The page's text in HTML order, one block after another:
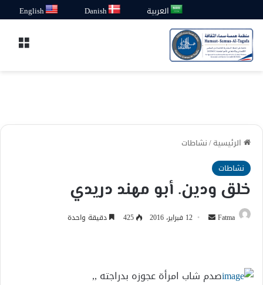
العربية Danish
English
الرئيسية/نشاطات
نشاطات
خلق ودين. أبو مهند دريدي
Fatma
أرسل 12 فبراير، 2016 425 دقيقة واحدة
صدم شاب امرأة عجوزه بدراجته ,,